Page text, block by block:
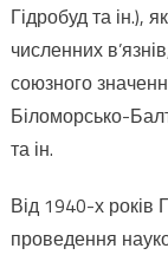
Гідробуд та ін.),
численних
союзного
Біломорсько-
та ін.
Від 1940-х
проведення